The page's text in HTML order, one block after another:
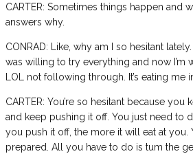
CARTER: Sometimes things happen and
answers why.
CONRAD: Like, why am I so hesitant
was willing to try everything and now I’m
LOL not following through. It’s eating me
CARTER: You’re so hesitant because
and keep pushing it off. You just need to
you push it off, the more it will eat at you.
prepared. All you have to do is tum the